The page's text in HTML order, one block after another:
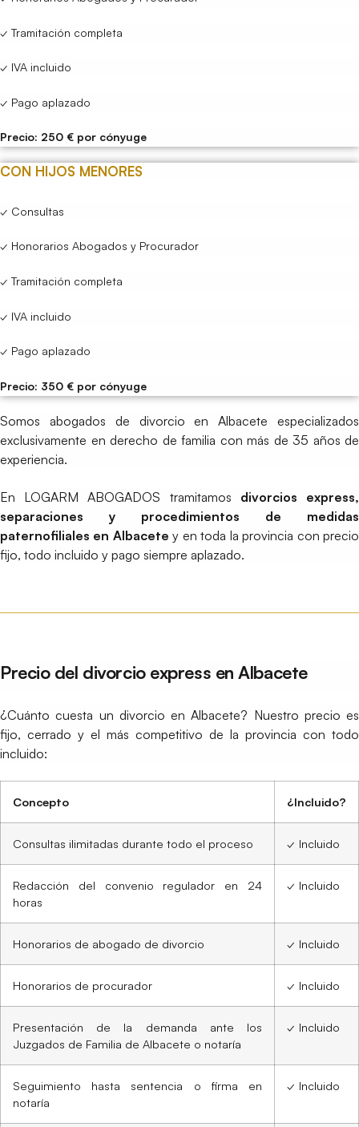
✓ Tramitación completa
✓ IVA incluido
✓ Pago aplazado
Precio: 250 € por cónyuge
CON HIJOS MENORES
✓ Consultas
✓ Honorarios Abogados y Procurador
✓ Tramitación completa
✓ IVA incluido
✓ Pago aplazado
Precio: 350 € por cónyuge
Somos abogados de divorcio en Albacete especializados
exclusivamente en derecho de familia con más de 35 años de
experiencia.
En LOGARM ABOGADOS tramitamos divorcios express,
separaciones y procedimientos de medidas
paternofiliales en Albacete y en toda la provincia con precio
fijo, todo incluido y pago siempre aplazado.
Precio del divorcio express en Albacete
¿Cuánto cuesta un divorcio en Albacete? Nuestro precio es
fijo, cerrado y el más competitivo de la provincia con todo
incluido:
Concepto ¿Incluido?
Consultas ilimitadas durante todo el proceso ✓ Incluido
Redacción del convenio regulador en 24
horas
✓ Incluido
Honorarios de abogado de divorcio ✓ Incluido
Honorarios de procurador ✓ Incluido
Presentación de la demanda ante los
Juzgados de Familia de Albacete o notaría
✓ Incluido
Seguimiento hasta sentencia o firma en
notaría
✓ Incluido